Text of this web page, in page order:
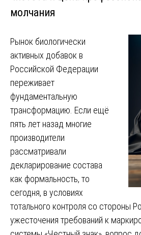
молчания
Рынок биологически
активных добавок в
Российской Федерации
переживает
фундаментальную
трансформацию. Если ещё
пять лет назад многие
производители
рассматривали
декларирование состава
как формальность, то
сегодня, в условиях
тотального контроля со стороны
ужесточения требований к